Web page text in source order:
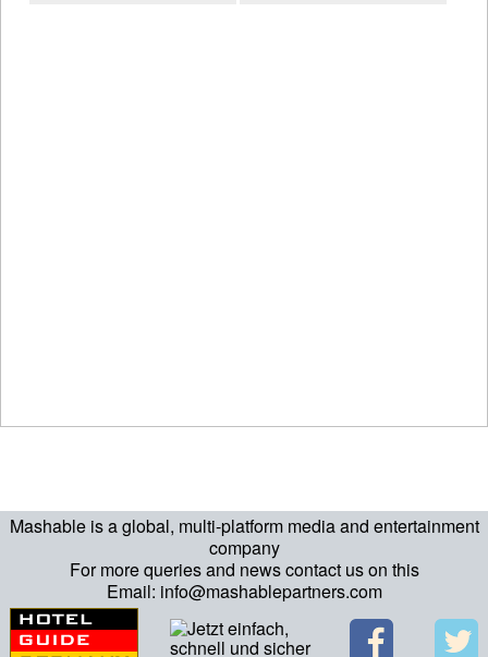
Mashable is a global, multi-platform media and entertainment
company
For more queries and news contact us on this
Email: info@mashablepartners.com